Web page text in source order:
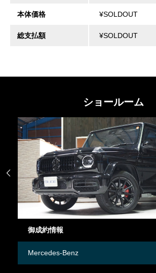
本体価格 ¥SOLDOUT
総支払額 ¥SOLDOUT
ショールーム
御成約情報
Mercedes-Benz
